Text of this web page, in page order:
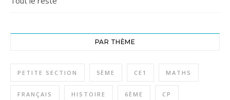
PAR THÈME
PETITE SECTION 5ÈME CE1 MATHS
FRANÇAIS HISTOIRE 6ÈME CP